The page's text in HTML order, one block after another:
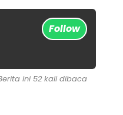
Follow
ini 52 kali dibaca